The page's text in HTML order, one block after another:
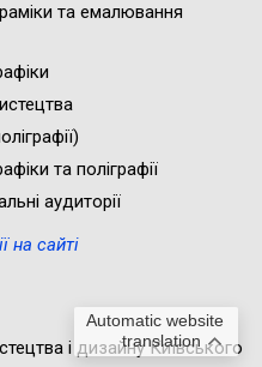
Automatic website
translation
та емалювання
та поліграфії
аудиторії
на сайті
і дизайну Київського